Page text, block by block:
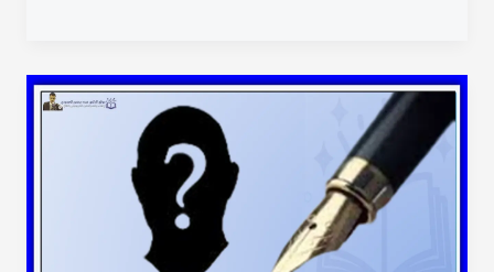
تقنية
الإحالة
على
عناوين
مستعارة